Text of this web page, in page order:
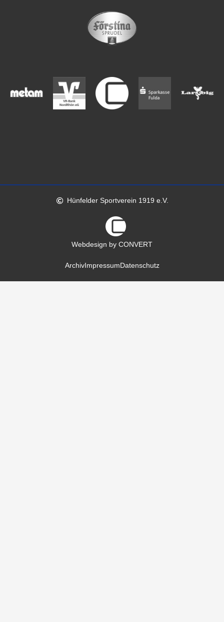
Hünfelder Sportverein 1919 e.V.
Webdesign by CONVERT
ArchivImpressum Datenschutz